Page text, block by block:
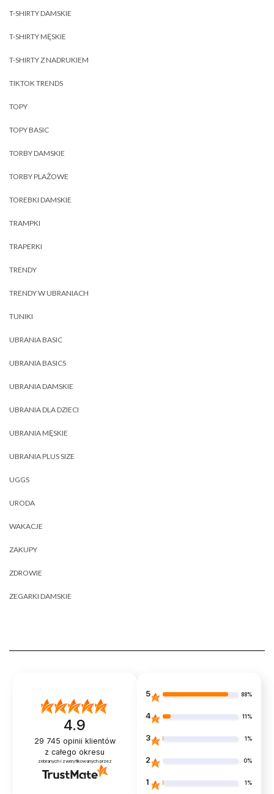
T-SHIRTY DAMSKIE
T-SHIRTY MĘSKIE
T-SHIRTY Z NADRUKIEM
TIKTOK TRENDS
TOPY
TOPY BASIC
TORBY DAMSKIE
TORBY PLAŻOWE
TOREBKI DAMSKIE
TRAMPKI
TRAPERKI
TRENDY
TRENDY W UBRANIACH
TUNIKI
UBRANIA BASIC
UBRANIA BASICS
UBRANIA DAMSKIE
UBRANIA DLA DZIECI
UBRANIA MĘSKIE
UBRANIA PLUS SIZE
UGGS
URODA
WAKACJE
ZAKUPY
ZDROWIE
ZEGARKI DAMSKIE
4.9
29 745 opinii klientów
z całego okresu
zebranych i zweryfikowanych przez
5 88%
4 11%
3 1%
2 0%
1 1%